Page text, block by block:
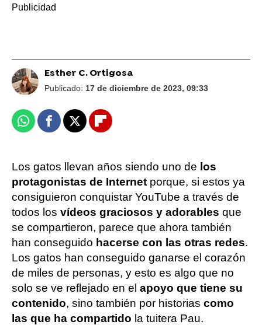
Esther C. Ortigosa
Publicado: 17 de diciembre de 2023, 09:33
WhatsappFacebook
X Flipboard
Los gatos llevan años siendo uno de los
protagonistas de Internet porque, si estos ya
consiguieron conquistar YouTube a través de
todos los vídeos graciosos y adorables que
se compartieron, parece que ahora también
han conseguido hacerse con las otras redes.
Los gatos han conseguido ganarse el corazón
de miles de personas, y esto es algo que no
solo se ve reflejado en el apoyo que tiene su
contenido, sino también por historias como
las que ha compartido la tuitera Pau.